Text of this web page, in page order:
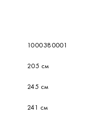
1000380001
205 см
245 см
241 см